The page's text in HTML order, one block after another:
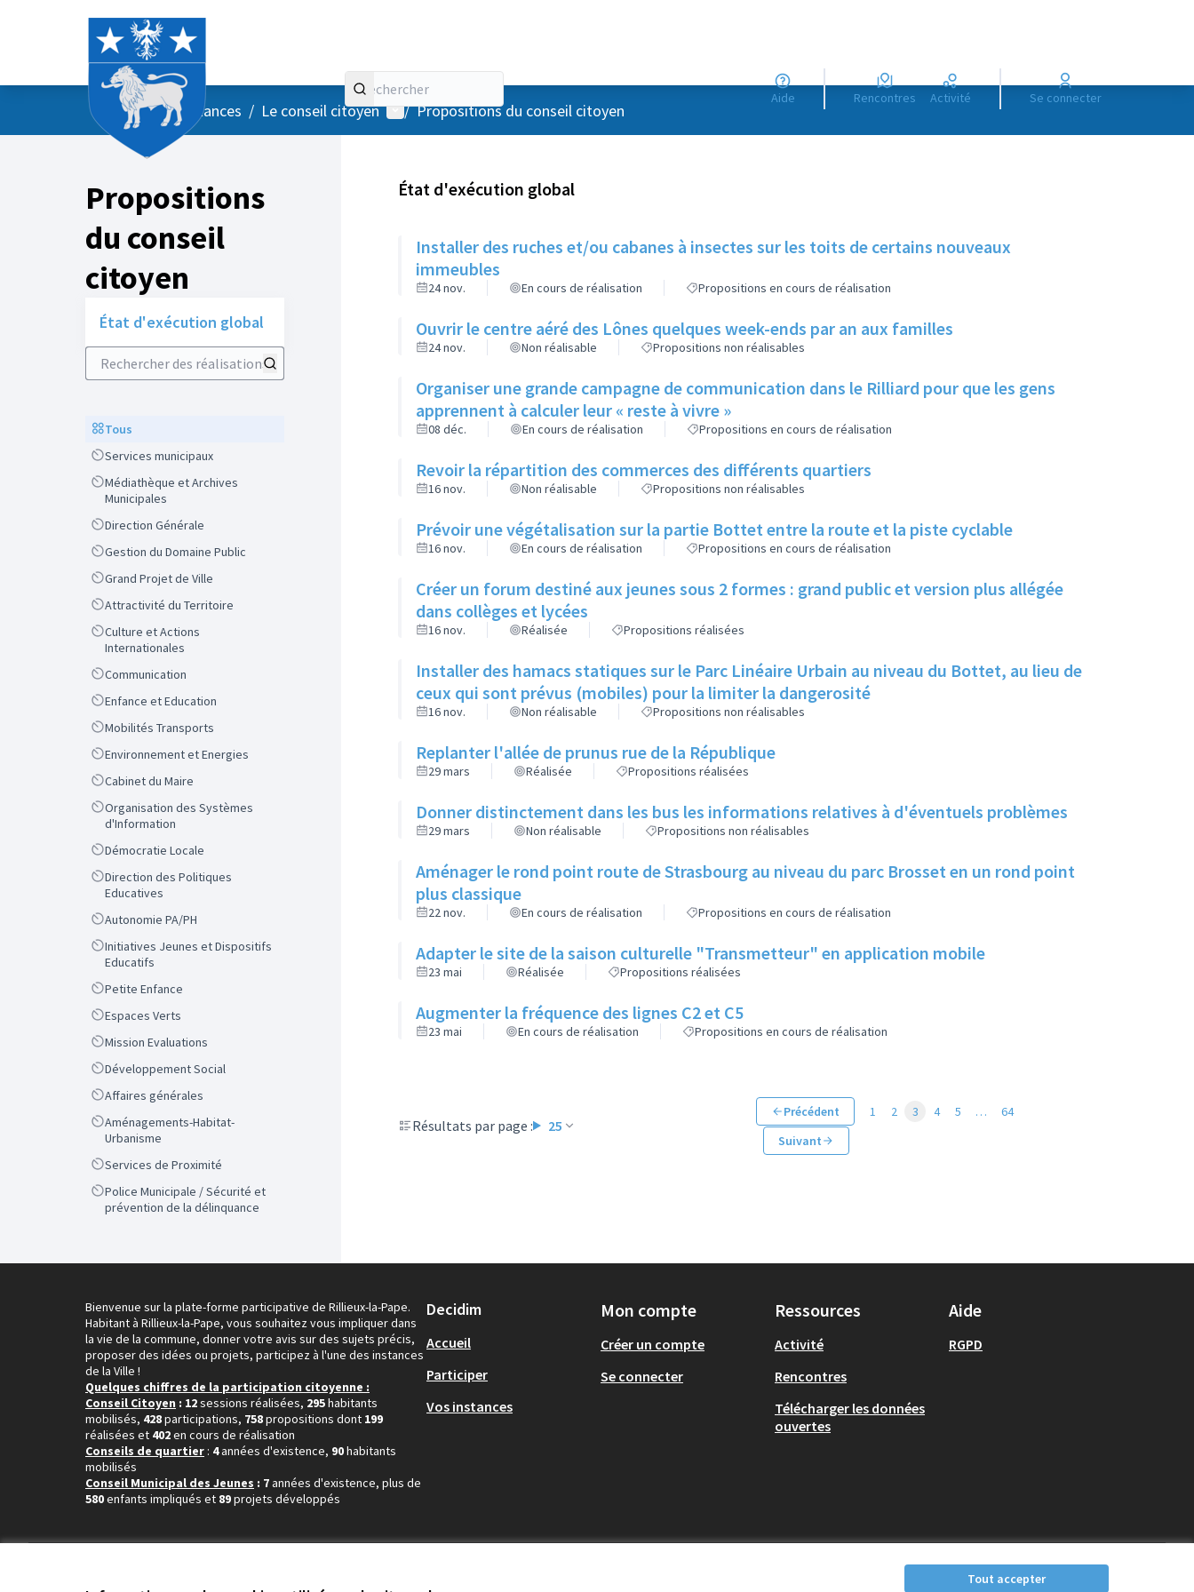
Tout accepter
Aide Rencontres Activité Se connecter
AccueilMenu principal
/ Vos instances / Le conseil citoyen Menu utilisateur
/ Propositions du conseil citoyen
Propositions
du conseil
citoyen
État d'exécution global
Rechercher des réalisations
ScopeTous
ScopeServices municipaux
Scope
Médiathèque et Archives
Municipales
ScopeDirection Générale
ScopeGestion du Domaine Public
ScopeGrand Projet de Ville
ScopeAttractivité du Territoire
Scope
Culture et Actions
Internationales
ScopeCommunication
ScopeEnfance et Education
ScopeMobilités Transports
ScopeEnvironnement et Energies
ScopeCabinet du Maire
Scope
Organisation des Systèmes
d'Information
ScopeDémocratie Locale
Scope
Direction des Politiques
Educatives
ScopeAutonomie PA/PH
Scope
Initiatives Jeunes et Dispositifs
Educatifs
ScopePetite Enfance
ScopeEspaces Verts
ScopeMission Evaluations
ScopeDéveloppement Social
ScopeAffaires générales
Scope
Aménagements-Habitat-
Urbanisme
ScopeServices de Proximité
Scope
Police Municipale / Sécurité et
prévention de la délinquance
État d'exécution global
Installer des ruches et/ou cabanes à insectes sur les toits de certains nouveaux
immeubles
24 nov. En cours de réalisation Propositions en cours de réalisation
Ouvrir le centre aéré des Lônes quelques week-ends par an aux familles
24 nov. Non réalisable Propositions non réalisables
Organiser une grande campagne de communication dans le Rilliard pour que les gens
apprennent à calculer leur « reste à vivre »
08 déc. En cours de réalisation Propositions en cours de réalisation
Revoir la répartition des commerces des différents quartiers
16 nov. Non réalisable Propositions non réalisables
Prévoir une végétalisation sur la partie Bottet entre la route et la piste cyclable
16 nov. En cours de réalisation Propositions en cours de réalisation
Créer un forum destiné aux jeunes sous 2 formes : grand public et version plus allégée
dans collèges et lycées
16 nov. Réalisée Propositions réalisées
Installer des hamacs statiques sur le Parc Linéaire Urbain au niveau du Bottet, au lieu de
ceux qui sont prévus (mobiles) pour la limiter la dangerosité
16 nov. Non réalisable Propositions non réalisables
Replanter l'allée de prunus rue de la République
29 mars Réalisée Propositions réalisées
Donner distinctement dans les bus les informations relatives à d'éventuels problèmes
29 mars Non réalisable Propositions non réalisables
Aménager le rond point route de Strasbourg au niveau du parc Brosset en un rond point
plus classique
22 nov. En cours de réalisation Propositions en cours de réalisation
Adapter le site de la saison culturelle "Transmetteur" en application mobile
23 mai Réalisée Propositions réalisées
Augmenter la fréquence des lignes C2 et C5
23 mai En cours de réalisation Propositions en cours de réalisation
Résultats par page : 25
Précédent 1 2 3 4 5 …
64
Suivant
Bienvenue sur la plate-forme participative de Rillieux-la-Pape.
Habitant à Rillieux-la-Pape, vous souhaitez vous impliquer dans
la vie de la commune, donner votre avis sur des sujets précis,
proposer des idées ou projets, participez à l'une des instances
de la Ville !
Quelques chiffres de la participation citoyenne :
Conseil Citoyen : 12sessions réalisées, 295habitants
mobilisés, 428participations, 758propositions dont 199
réalisées et 402en cours de réalisation
Conseils de quartier : 4années d'existence, 90habitants
mobilisés
Conseil Municipal des Jeunes : 7années d'existence, plus de
580enfants impliqués et 89projets développés
Decidim
Accueil
Participer
Vos instances
Mon compte
Créer un compte
Se connecter
Ressources
Activité
Rencontres
Télécharger les données
ouvertes
Aide
RGPD